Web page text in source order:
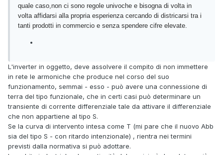
quale caso,non ci sono regole univoche e bisogna di volta in
volta affidarsi alla propria esperienza cercando di districarsi tra i
tanti prodotti in commercio e senza spendere cifre elevate.
L'inverter in oggetto, deve assolvere il compito di non immettere
in rete le armoniche che produce nel corso del suo
funzionamento, semmai - esso - può avere una connessione di
terra del tipo funzionale, che in certi casi può determinare un
transiente di corrente differenziale tale da attivare il differenziale
che non appartiene al tipo S.
Se la curva di intervento intesa come T (mi pare che il nuovo Abb
sia del tipo S - con ritardo intenzionale) , rientra nei termini
previsti dalla normativa si può adottare.